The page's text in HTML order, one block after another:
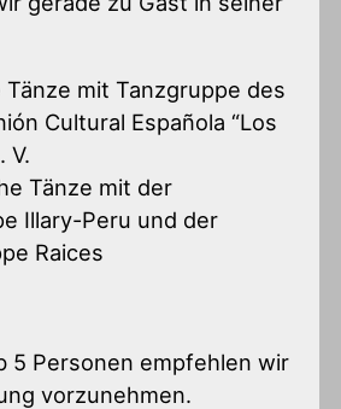
Tänze mit Tanzgruppe des
Cultural Española “Los
V.
Tänze mit der
Illary-Peru und der
Raices
5 Personen empfehlen wir
vorzunehmen.